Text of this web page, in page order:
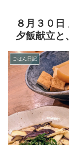
８月３０
夕飯献立と
ごはん日記